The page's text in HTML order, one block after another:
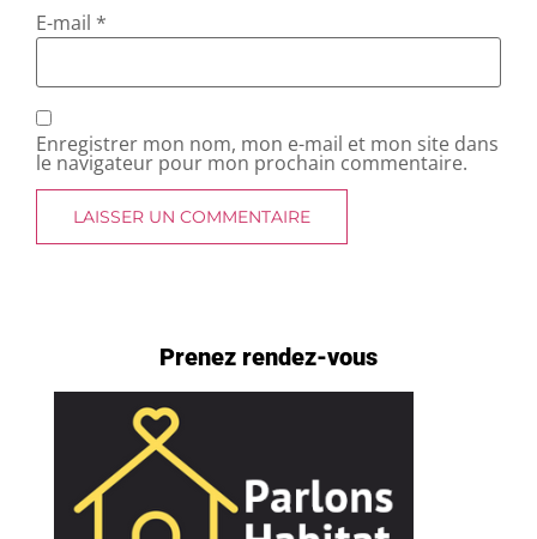
E-mail *
Enregistrer mon nom, mon e-mail et mon site dans
le navigateur pour mon prochain commentaire.
Prenez rendez-vous